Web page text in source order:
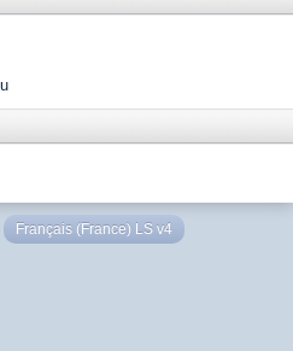
Français (France) LS v4